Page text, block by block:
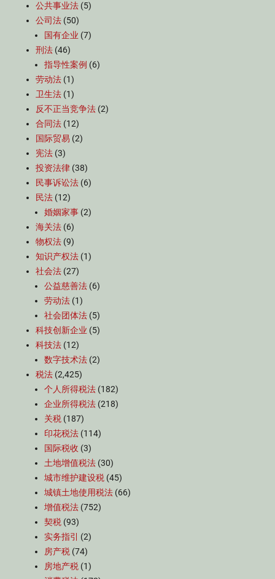
公共事业法 (5)
公司法 (50)
国有企业 (7)
刑法 (46)
指导性案例 (6)
劳动法 (1)
卫生法 (1)
反不正当竞争法 (2)
合同法 (12)
国际贸易 (2)
宪法 (3)
投资法律 (38)
民事诉讼法 (6)
民法 (12)
婚姻家事 (2)
海关法 (6)
物权法 (9)
知识产权法 (1)
社会法 (27)
公益慈善法 (6)
劳动法 (1)
社会团体法 (5)
科技创新企业 (5)
科技法 (12)
数字技术法 (2)
税法 (2,425)
个人所得税法 (182)
企业所得税法 (218)
关税 (187)
印花税法 (114)
国际税收 (3)
土地增值税法 (30)
城市维护建设税 (45)
城镇土地使用税法 (66)
增值税法 (752)
契税 (93)
实务指引
(2)
房产税 (74)
房地产税 (1)